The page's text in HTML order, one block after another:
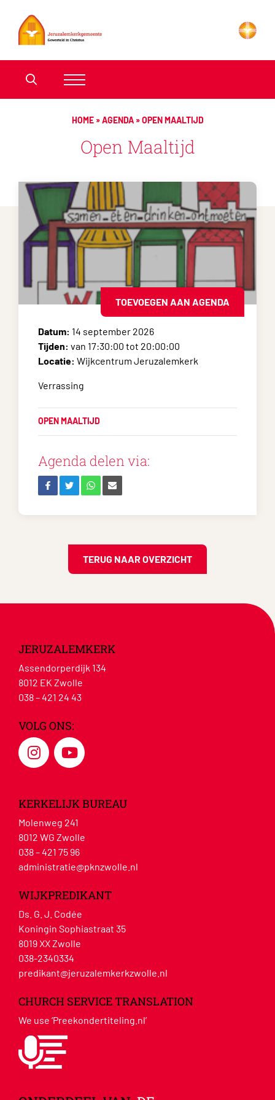
HOME»AGENDA»OPEN MAALTIJD
Open Maaltijd
TOEVOEGEN AAN AGENDA
Datum: 14 september 2026
Tijden: van 17:30:00 tot 20:00:00
Locatie: Wijkcentrum Jeruzalemkerk
Verrassing
OPEN MAALTIJD
Agenda delen via:
TERUG NAAR OVERZICHT
JERUZALEMKERK
Assendorperdijk 134
8012 EK Zwolle
038 – 421 24 43
VOLG ONS:
KERKELIJK BUREAU
Molenweg 241
8012 WG Zwolle
038 – 421 75 96
administratie@pknzwolle.nl
WIJKPREDIKANT
Ds. G. J. Codée
Koningin Sophiastraat 35
8019 XX Zwolle
038-2340334
predikant@jeruzalemkerkzwolle.nl
CHURCH SERVICE TRANSLATION
We use ‘Preekondertiteling.nl’